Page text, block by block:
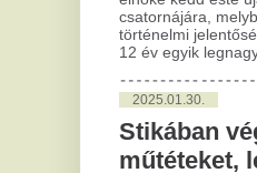
Fertőzés
az idősek
meg
Már több mint